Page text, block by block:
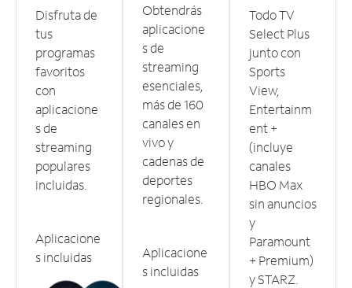
Disfruta de
tus
programas
favoritos
con
aplicacione
s de
streaming
populares
incluidas.
Aplicacione
s incluidas
Obtendrás
aplicacione
s de
streaming
esenciales,
más de 160
canales en
vivo y
cadenas de
deportes
regionales.
Aplicacione
s incluidas
Todo TV
Select Plus
junto con
Sports
View,
Entertainm
ent +
(incluye
canales
HBO Max
sin anuncios
y
Paramount
+ Premium)
y STARZ.